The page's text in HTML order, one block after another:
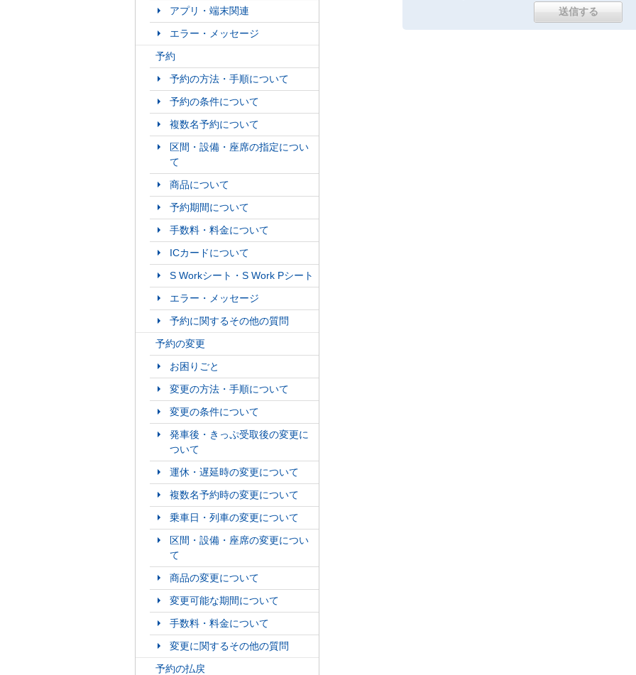
アプリ・端末関連
エラー・メッセージ
予約
予約の方法・手順について
予約の条件について
複数名予約について
区間・設備・座席の指定につい
て
商品について
予約期間について
手数料・料金について
ICカードについて
S Workシート・S Work Pシート
エラー・メッセージ
予約に関するその他の質問
予約の変更
お困りごと
変更の方法・手順について
変更の条件について
発車後・きっぷ受取後の変更に
ついて
運休・遅延時の変更について
複数名予約時の変更について
乗車日・列車の変更について
区間・設備・座席の変更につい
て
商品の変更について
変更可能な期間について
手数料・料金について
変更に関するその他の質問
予約の払戻